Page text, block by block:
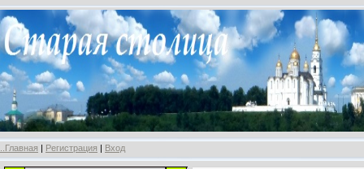
..Главная | Регистрация | Вход